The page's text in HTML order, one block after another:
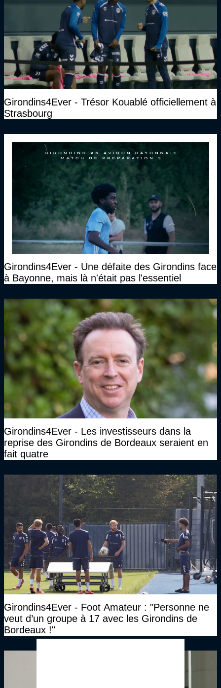
Girondins4Ever - Trésor Kouablé officiellement à
Strasbourg
Girondins4Ever - Une défaite des Girondins face
à Bayonne, mais là n'était pas l'essentiel
Girondins4Ever - Les investisseurs dans la
reprise des Girondins de Bordeaux seraient en
fait quatre
Girondins4Ever - Foot Amateur : "Personne ne
veut d’un groupe à 17 avec les Girondins de
Bordeaux !"